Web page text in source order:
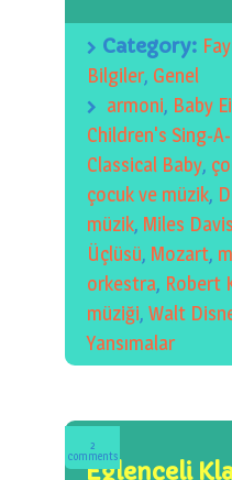
Category:
Bilgiler, Genel
armoni, Baby
Children's Sing-
Classical Baby,
çocuk ve müzik,
müzik, Miles Davis
Üçlüsü, Mozart,
orkestra, Robert
müziği, Walt
Yansımalar
2
comments
Eğlenceli